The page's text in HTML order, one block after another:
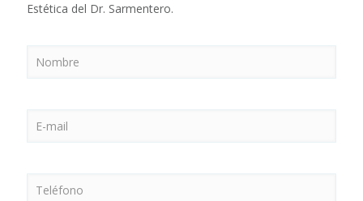
Estética del Dr. Sarmentero.